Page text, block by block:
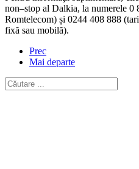
non–stop al Dalkia, la numerele 0
Romtelecom) și 0244 408 888
fixă sau mobilă).
Prec
Mai departe